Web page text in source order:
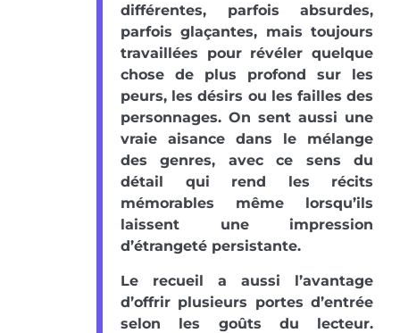
différentes, parfois absurdes,
parfois glaçantes, mais toujours
travaillées pour révéler quelque
chose de plus profond sur les
peurs, les désirs ou les failles des
personnages. On sent aussi une
vraie aisance dans le mélange
des genres, avec ce sens du
détail qui rend les récits
mémorables même lorsqu’ils
laissent une impression
d’étrangeté persistante.
Le recueil a aussi l’avantage
d’offrir plusieurs portes d’entrée
selon les goûts du lecteur.